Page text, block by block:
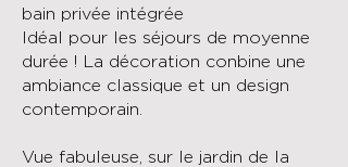
bain privée intégrée
Idéal pour les séjours de moyenne
durée ! La décoration conbine une
ambiance classique et un design
contemporain.
Vue fabuleuse, sur le jardin de la